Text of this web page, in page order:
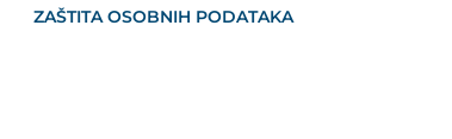
ZAŠTITA OSOBNIH PODATAKA